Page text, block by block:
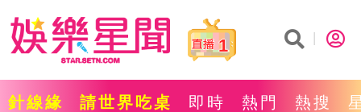
1
針線緣 請世界吃桌 即時 熱門 熱搜